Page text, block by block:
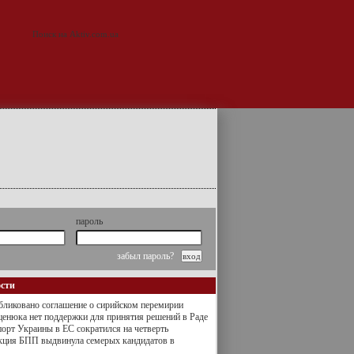
пароль
забыл пароль?
соглашение о сирийском перемирии
нет поддержки для принятия решений в Раде
Украины в ЕС сократился на четверть
БПП выдвинула семерых кандидатов в